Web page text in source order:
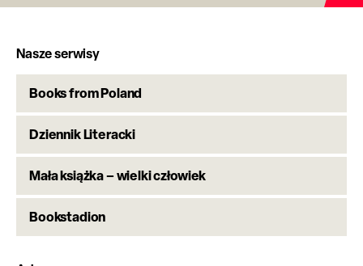
Nasze serwisy
Books from Poland
Dziennik Literacki
Mała książka – wielki człowiek
Bookstadion